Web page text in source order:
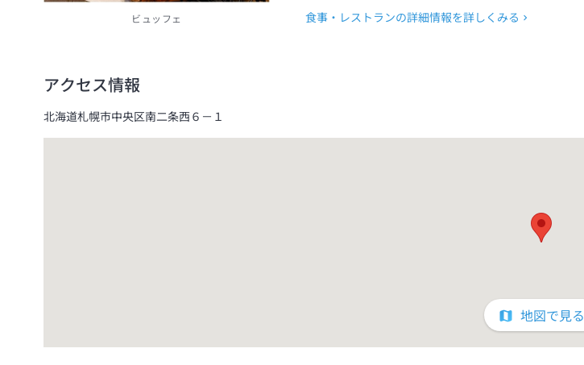
ビュッフェ 食事・レストランの詳細情報を詳しくみる
アクセス情報
北海道札幌市中央区南二条西６－１
地図で見る